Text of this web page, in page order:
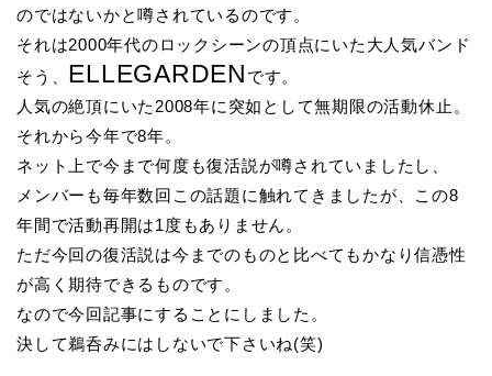
のではないかと噂されているのです。
それは2000年代のロックシーンの頂点にいた大人気バンド
そう、 ELLEGARDEN です。
人気の絶頂にいた2008年に突如として無期限の活動休止。
それから今年で8年。
ネット上で今まで何度も復活説が噂されていましたし、
メンバーも毎年数回この話題に触れてきましたが、この8
年間で活動再開は1度もありません。
ただ今回の復活説は今までのものと比べてもかなり信憑性
が高く期待できるものです。
なので今回記事にすることにしました。
決して鵜呑みにはしないで下さいね(笑)